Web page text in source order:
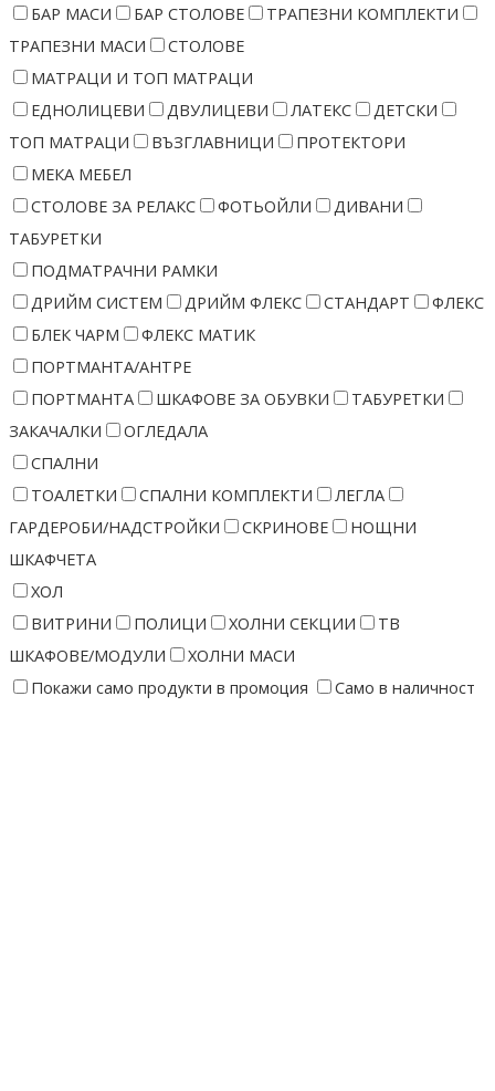
БАР МАСИ
БАР СТОЛОВЕ
ТРАПЕЗНИ КОМПЛЕКТИ
ТРАПЕЗНИ МАСИ
СТОЛОВЕ
МАТРАЦИ И ТОП МАТРАЦИ
ЕДНОЛИЦЕВИ
ДВУЛИЦЕВИ ЛАТЕКС
ДЕТСКИ
ТОП МАТРАЦИ
ВЪЗГЛАВНИЦИ
ПРОТЕКТОРИ
МЕКА МЕБЕЛ
СТОЛОВЕ ЗА РЕЛАКС
ФОТЬОЙЛИ
ДИВАНИ
ТАБУРЕТКИ
ПОДМАТРАЧНИ РАМКИ
ДРИЙМ СИСТЕМ
ДРИЙМ ФЛЕКС СТАНДАРТ
ФЛЕКС
БЛЕК ЧАРМ
ФЛЕКС МАТИК
ПОРТМАНТА/АНТРЕ
ПОРТМАНТА
ШКАФОВЕ ЗА ОБУВКИ
ТАБУРЕТКИ
ЗАКАЧАЛКИ
ОГЛЕДАЛА
СПАЛНИ
ТОАЛЕТКИ
СПАЛНИ КОМПЛЕКТИ
ЛЕГЛА
ГАРДЕРОБИ/НАДСТРОЙКИ
СКРИНОВЕ
НОЩНИ
ШКАФЧЕТА
ХОЛ
ВИТРИНИ
ПОЛИЦИ ХОЛНИ СЕКЦИИ
ТВ
ШКАФОВЕ/МОДУЛИ
ХОЛНИ МАСИ
Покажи само продукти в промоция
Само в наличност